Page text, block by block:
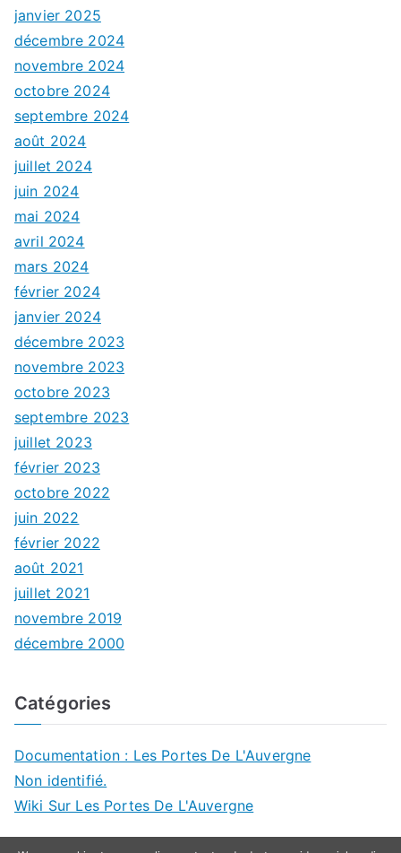
janvier 2025
décembre 2024
novembre 2024
octobre 2024
septembre 2024
août 2024
juillet 2024
juin 2024
mai 2024
avril 2024
mars 2024
février 2024
janvier 2024
décembre 2023
novembre 2023
octobre 2023
septembre 2023
juillet 2023
février 2023
octobre 2022
juin 2022
février 2022
août 2021
juillet 2021
novembre 2019
décembre 2000
Catégories
Documentation : Les Portes De L'Auvergne
Non identifié.
Wiki Sur Les Portes De L'Auvergne